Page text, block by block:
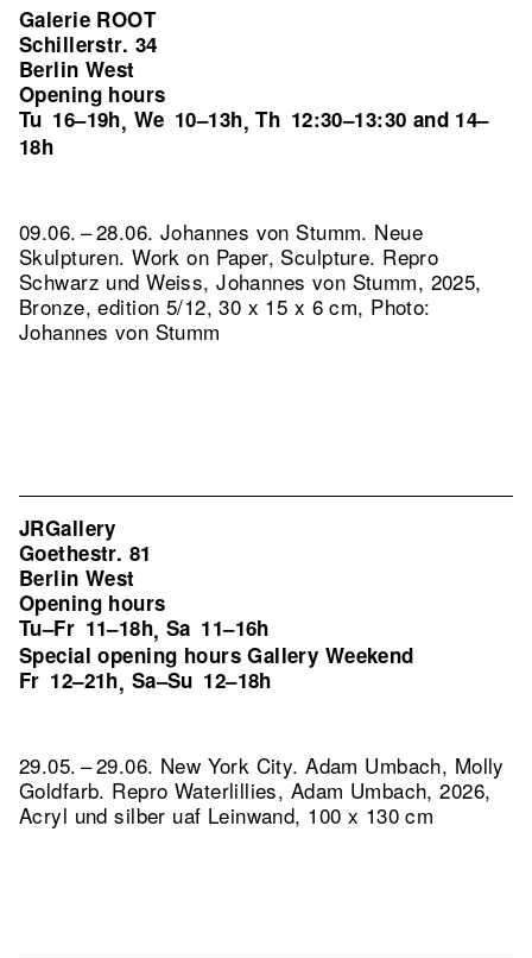
Galerie ROOT
Schillerstr. 34
Berlin West
Opening hours
Tu 16–19h, We 10–13h,Th 12:30–13:30 and 14–
18h
09.06. – 28.06. Johannes von Stumm. Neue
Skulpturen. Work on Paper, Sculpture. Repro
Schwarz und Weiss, Johannes von Stumm, 2025,
Bronze, edition 5/12, 30 x 15 x 6 cm, Photo:
Johannes von Stumm
JRGallery
Goethestr. 81
Berlin West
Opening hours
Tu–Fr 11–18h, Sa 11–16h
Special opening hours Gallery Weekend
Fr 12–21h, Sa–Su 12–18h
29.05. – 29.06. New York City. Adam Umbach, Molly
Goldfarb. Repro Waterlillies, Adam Umbach, 2026,
Acryl und silber uaf Leinwand, 100 x 130 cm